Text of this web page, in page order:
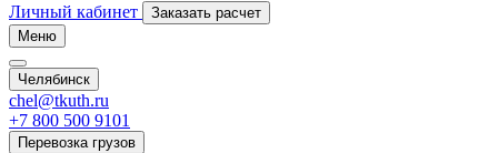
Личный кабинет
Заказать расчет
Меню
Челябинск
chel@tkuth.ru
+7 800 500 9101
Перевозка грузов